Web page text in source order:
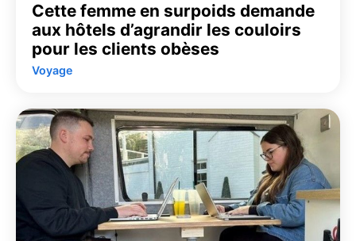
Cette femme en surpoids demande
aux hôtels d’agrandir les couloirs
pour les clients obèses
Voyage